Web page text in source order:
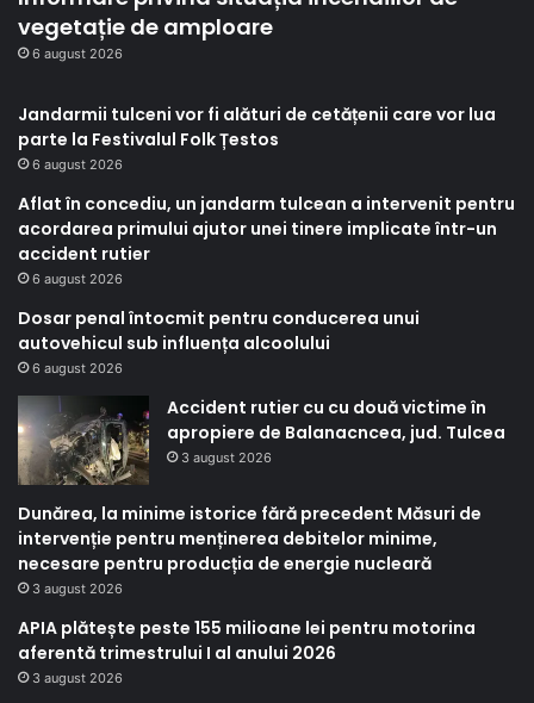
vegetație de amploare
6 august 2026
Jandarmii tulceni vor fi alături de cetățenii care vor lua
parte la Festivalul Folk Țestos
6 august 2026
Aflat în concediu, un jandarm tulcean a intervenit pentru
acordarea primului ajutor unei tinere implicate într-un
accident rutier
6 august 2026
Dosar penal întocmit pentru conducerea unui
autovehicul sub influența alcoolului
6 august 2026
Accident rutier cu cu două victime în
apropiere de Balanacncea, jud. Tulcea
3 august 2026
Dunărea, la minime istorice fără precedent Măsuri de
intervenție pentru menținerea debitelor minime,
necesare pentru producția de energie nucleară
3 august 2026
APIA plătește peste 155 milioane lei pentru motorina
aferentă trimestrului I al anului 2026
3 august 2026